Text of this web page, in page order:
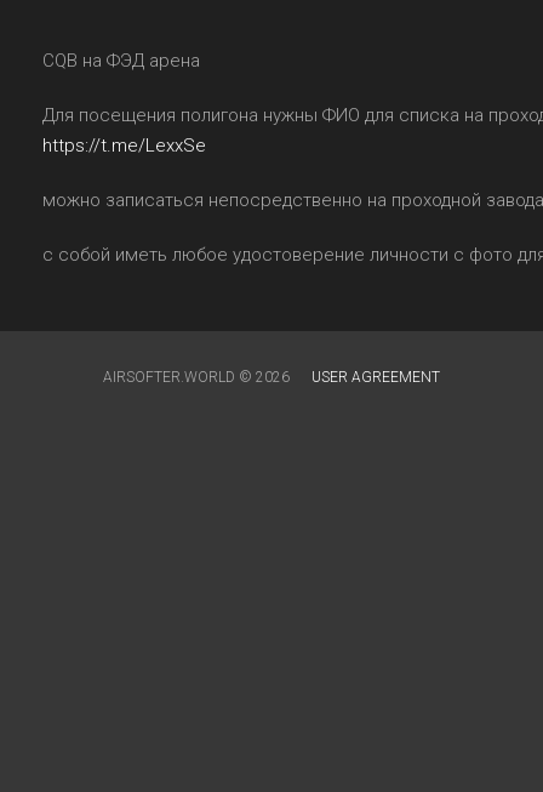
CQB на ФЭД арена
Для посещения полигона нужны ФИО для списка на
https://t.me/LexxSe
можно записаться непосредственно на проходной
с собой иметь любое удостоверение личности с фото
AIRSOFTER.WORLD © 2026 USER AGREEMENT